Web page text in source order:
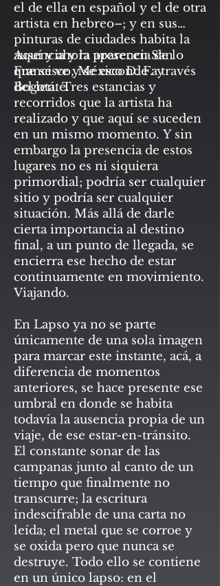
el de ella en español y el de otra
artista en hebreo–; y en sus
pinturas de ciudades habita la
ausencia y la presencia de lo
que se ve y se esconde a través
del lente.
Aquí y ahora aparecen San
Francisco, México D. F. y
Bogotá. Tres estancias y
recorridos que la artista ha
realizado y que aquí se suceden
en un mismo momento. Y sin
embargo la presencia de estos
lugares no es ni siquiera
primordial; podría ser cualquier
sitio y podría ser cualquier
situación. Más allá de darle
cierta importancia al destino
final, a un punto de llegada, se
encierra ese hecho de estar
continuamente en movimiento.
Viajando.
En Lapso ya no se parte
únicamente de una sola imagen
para marcar este instante, acá, a
diferencia de momentos
anteriores, se hace presente ese
umbral en donde se habita
todavía la ausencia propia de un
viaje, de ese estar-en-tránsito.
El constante sonar de las
campanas junto al canto de un
tiempo que finalmente no
transcurre; la escritura
indescifrable de una carta no
leída; el metal que se corroe y
se oxida pero que nunca se
destruye. Todo ello se contiene
en un único lapso: en el